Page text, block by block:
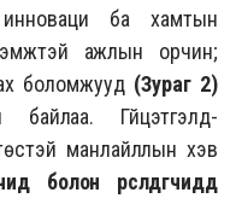
ба хамтын
ажлын орчин;
боломжууд (Зураг 2)
Гүйцэтгэлд-
манлайллын хэв
болон өрсөлдөгчиддөө